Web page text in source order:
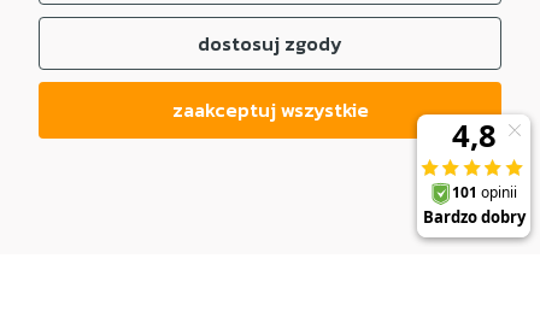
dostosuj zgody
zaakceptuj wszystkie